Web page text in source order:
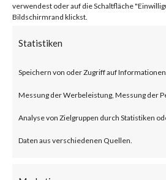
verwendest oder auf die Schaltfläche
Bildschirmrand klickst.
Statistiken
Speichern von oder Zugriff auf
Messung der Werbeleistung, Messung der
Analyse von Zielgruppen durch Statistiken
Daten aus verschiedenen Quellen.
root access via a
vulnerability has a
score of 8.8 and is
Why is this